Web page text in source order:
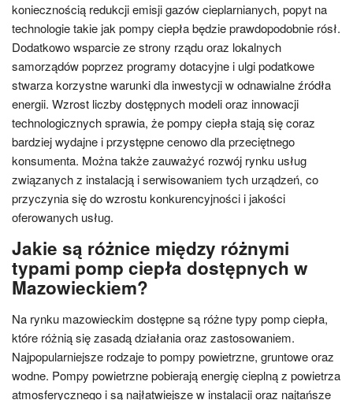
koniecznością redukcji emisji gazów cieplarnianych, popyt na
technologie takie jak pompy ciepła będzie prawdopodobnie rósł.
Dodatkowo wsparcie ze strony rządu oraz lokalnych
samorządów poprzez programy dotacyjne i ulgi podatkowe
stwarza korzystne warunki dla inwestycji w odnawialne źródła
energii. Wzrost liczby dostępnych modeli oraz innowacji
technologicznych sprawia, że pompy ciepła stają się coraz
bardziej wydajne i przystępne cenowo dla przeciętnego
konsumenta. Można także zauważyć rozwój rynku usług
związanych z instalacją i serwisowaniem tych urządzeń, co
przyczynia się do wzrostu konkurencyjności i jakości
oferowanych usług.
Jakie są różnice między różnymi
typami pomp ciepła dostępnych w
Mazowieckiem?
Na rynku mazowieckim dostępne są różne typy pomp ciepła,
które różnią się zasadą działania oraz zastosowaniem.
Najpopularniejsze rodzaje to pompy powietrzne, gruntowe oraz
wodne. Pompy powietrzne pobierają energię cieplną z powietrza
atmosferycznego i są najłatwiejsze w instalacji oraz najtańsze